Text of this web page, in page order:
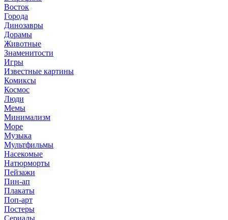
Восток
Города
Динозавры
Дорамы
Животные
Знаменитости
Игры
Известные картины
Комиксы
Космос
Люди
Мемы
Минимализм
Море
Музыка
Мультфильмы
Насекомые
Натюрморты
Пейзажи
Пин-ап
Плакаты
Поп-арт
Постеры
Сериалы